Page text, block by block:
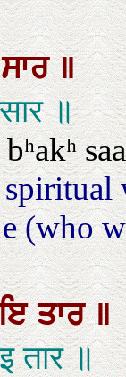
ਸਾਰ॥
॥
(who
ਤਾਰ॥
तार ॥